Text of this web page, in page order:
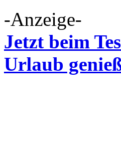
-Anzeige-
Jetzt beim
Urlaub